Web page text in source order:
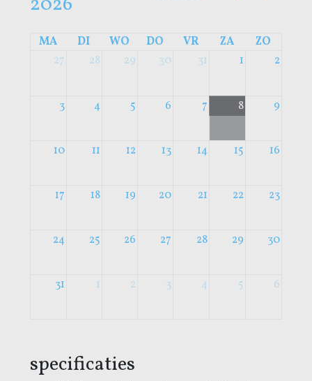
MA DI WO DO VR ZA
ZO
27
28 29 30 31 1 2
3 4 5 6 7 8 9
10 11 12 13 14 15 16
17 18 19 20 21 22 23
24 25 26 27 28 29 30
31 1 2 3 4 5 6
specificaties